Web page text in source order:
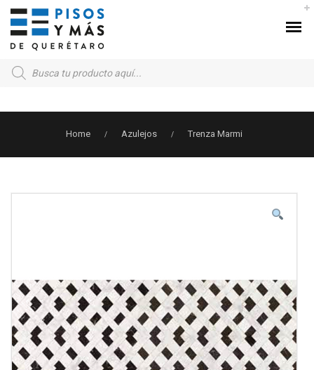
Products
search
Home / Azulejos / Trenza Marmi